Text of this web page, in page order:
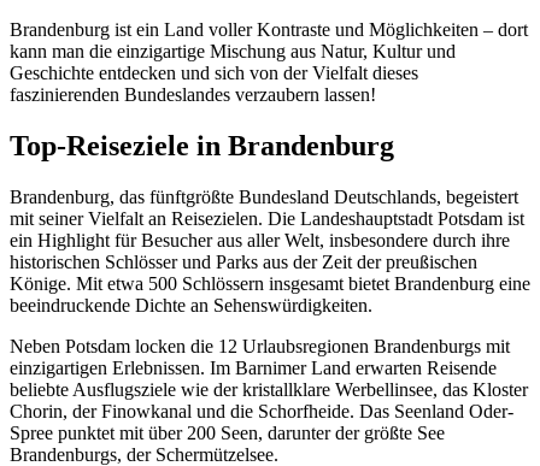
Brandenburg ist ein Land voller Kontraste und Möglichkeiten – dort
kann man die einzigartige Mischung aus Natur, Kultur und
Geschichte entdecken und sich von der Vielfalt dieses
faszinierenden Bundeslandes verzaubern lassen!
Top-Reiseziele in Brandenburg
Brandenburg, das fünftgrößte Bundesland Deutschlands, begeistert
mit seiner Vielfalt an Reisezielen. Die Landeshauptstadt Potsdam ist
ein Highlight für Besucher aus aller Welt, insbesondere durch ihre
historischen Schlösser und Parks aus der Zeit der preußischen
Könige. Mit etwa 500 Schlössern insgesamt bietet Brandenburg eine
beeindruckende Dichte an Sehenswürdigkeiten.
Neben Potsdam locken die 12 Urlaubsregionen Brandenburgs mit
einzigartigen Erlebnissen. Im Barnimer Land erwarten Reisende
beliebte Ausflugsziele wie der kristallklare Werbellinsee, das Kloster
Chorin, der Finowkanal und die Schorfheide. Das Seenland Oder-
Spree punktet mit über 200 Seen, darunter der größte See
Brandenburgs, der Schermützelsee.